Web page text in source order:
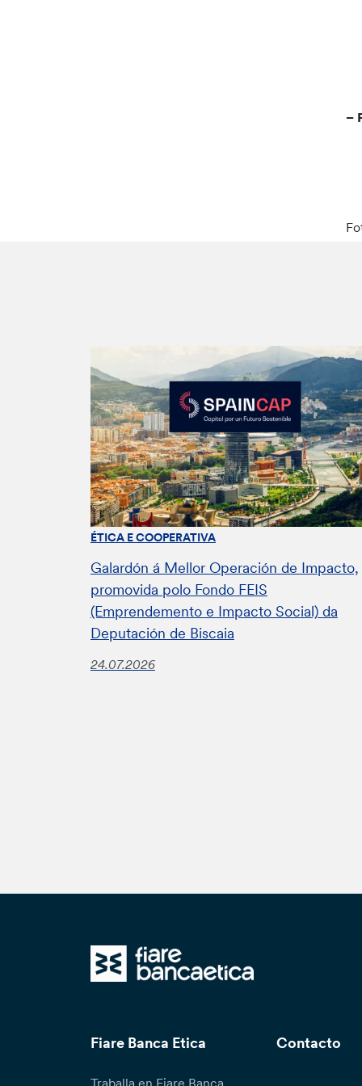
–
ÉTICA E COOPERATIVA
Galardón á Mellor Operación de Impacto,
promovida polo Fondo FEIS
(Emprendemento e Impacto Social) da
Deputación de Biscaia
24.07.2026
Fiare Banca Etica
Traballa en Fiare Banca
Contacto